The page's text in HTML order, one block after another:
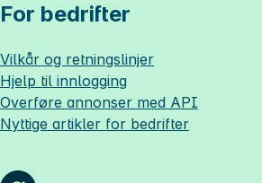
For bedrifter
Vilkår og retningslinjer
Hjelp til innlogging
Overføre annonser med API
Nyttige artikler for bedrifter